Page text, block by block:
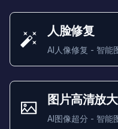
人脸修复
AI人像修复 - 智能
图片高清放大
AI图像超分 - 智能